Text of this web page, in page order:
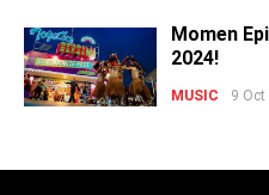
Momen
2024!
MUSIC 9